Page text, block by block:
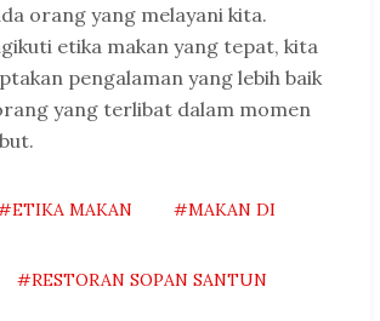
orang yang melayani kita.
etika makan yang tepat, kita
pengalaman yang lebih baik
yang terlibat dalam momen
MAKAN #MAKAN DI
#RESTORAN SOPAN SANTUN